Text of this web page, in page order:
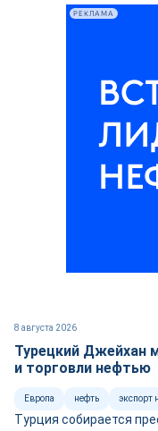
8 августа 2026
Турецкий Джейхан
и торговли нефтью
Европа нефть экспорт
Турция собирается
РЕКЛАМА